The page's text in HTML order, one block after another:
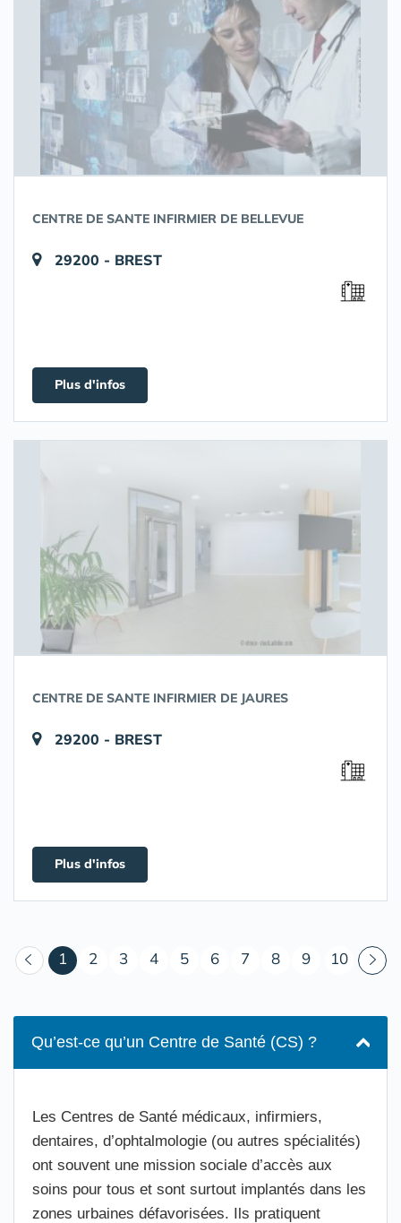
CENTRE DE SANTE INFIRMIER DE BELLEVUE
29200 - BREST
Plus d'infos
CENTRE DE SANTE INFIRMIER DE JAURES
29200 - BREST
Plus d'infos
1 (courant)
2 3 4 5 6 7 8 9 10
Qu’est-ce qu’un Centre de Santé (CS) ?
Les Centres de Santé médicaux, infirmiers,
dentaires, d’ophtalmologie (ou autres spécialités)
ont souvent une mission sociale d’accès aux
soins pour tous et sont surtout implantés dans les
zones urbaines défavorisées. Ils pratiquent